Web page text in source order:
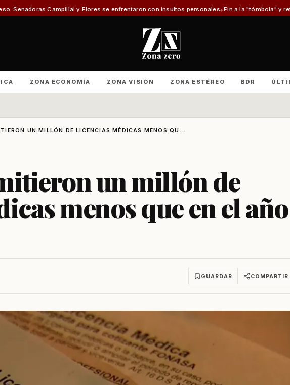
y Flores se enfrentaron con insultos personales Fin a la "tómbola" y retorno del mérito
ZONA ECONOMÍA ZONA VISIÓN ZONA ESTÉREO BDR
UN MILLÓN DE LICENCIAS MÉDICAS MENOS QU...
un millón de
menos que en el año
GUARDAR COMPARTIR